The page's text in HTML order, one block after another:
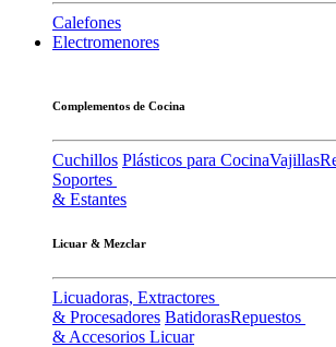
Calefones
Electromenores
Complementos de Cocina
Cuchillos Plásticos para CocinaVajillas
Soportes
& Estantes
Licuar & Mezclar
Licuadoras, Extractores
& Procesadores BatidorasRepuestos
& Accesorios Licuar